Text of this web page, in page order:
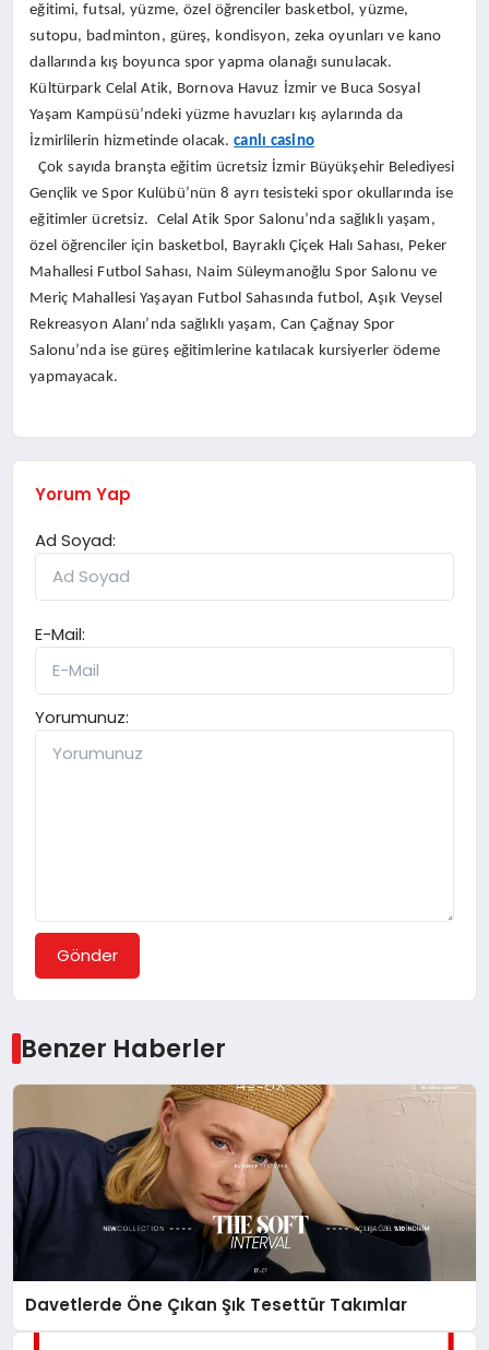
eğitimi, futsal, yüzme, özel öğrenciler basketbol, yüzme,
sutopu, badminton, güreş, kondisyon, zeka oyunları ve kano
dallarında kış boyunca spor yapma olanağı sunulacak.
Kültürpark Celal Atik, Bornova Havuz İzmir ve Buca Sosyal
Yaşam Kampüsü’ndeki yüzme havuzları kış aylarında da
İzmirlilerin hizmetinde olacak.canlı casino
Çok sayıda branşta eğitim ücretsiz İzmir Büyükşehir Belediyesi
Gençlik ve Spor Kulübü’nün 8 ayrı tesisteki spor okullarında ise
eğitimler ücretsiz. Celal Atik Spor Salonu’nda sağlıklı yaşam,
özel öğrenciler için basketbol, Bayraklı Çiçek Halı Sahası, Peker
Mahallesi Futbol Sahası, Naim Süleymanoğlu Spor Salonu ve
Meriç Mahallesi Yaşayan Futbol Sahasında futbol, Aşık Veysel
Rekreasyon Alanı’nda sağlıklı yaşam, Can Çağnay Spor
Salonu’nda ise güreş eğitimlerine katılacak kursiyerler ödeme
yapmayacak.
Yorum Yap
Ad Soyad:
E-Mail:
Yorumunuz:
Gönder
Benzer Haberler
Davetlerde Öne Çıkan Şık Tesettür Takımlar